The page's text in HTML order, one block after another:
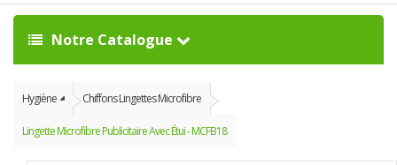
Notre Catalogue
Hygiène Chiffons Lingettes Microfibre
Lingette Microfibre Publicitaire Avec Étui - MCFB18